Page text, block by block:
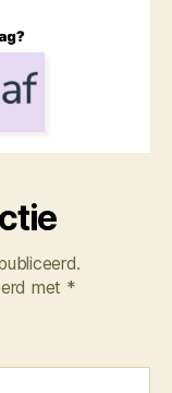
met *